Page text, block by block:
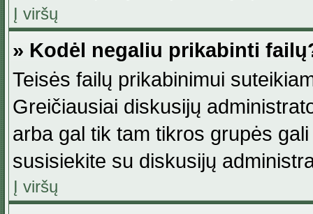
Į viršų
» Kodėl negaliu prikabinti
Teisės failų prikabinimui
Greičiausiai diskusijų
arba gal tik tam tikros grupės
susisiekite su diskusijų
Į viršų